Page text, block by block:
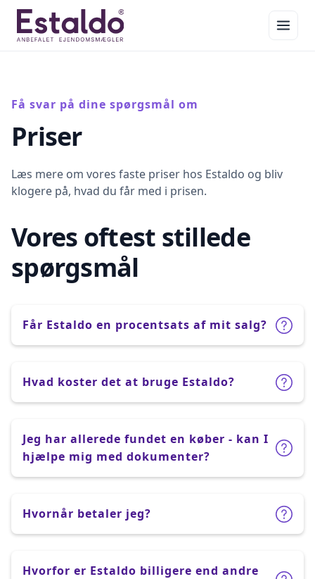
Få svar på dine spørgsmål om
Priser
Læs mere om vores faste priser hos Estaldo og bliv
klogere på, hvad du får med i prisen.
Vores oftest stillede
spørgsmål
Får Estaldo en procentsats af mit salg?
Hvad koster det at bruge Estaldo?
Jeg har allerede fundet en køber - kan I
hjælpe mig med dokumenter?
Hvornår betaler jeg?
Hvorfor er Estaldo billigere end andre